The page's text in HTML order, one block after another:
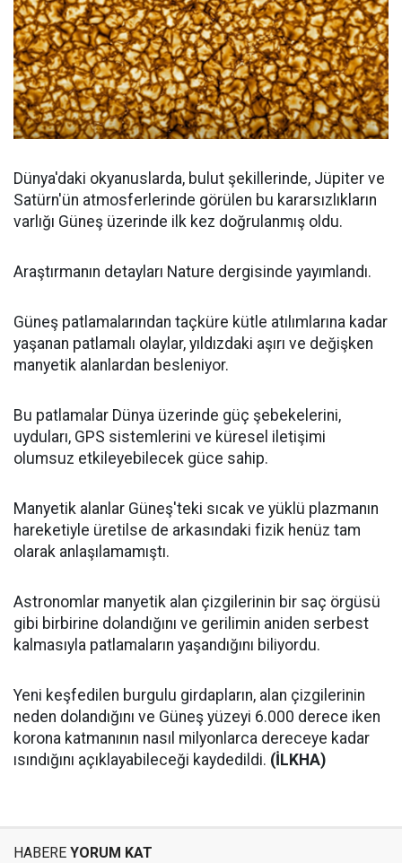
Dünya'daki okyanuslarda, bulut şekillerinde, Jüpiter ve
Satürn'ün atmosferlerinde görülen bu kararsızlıkların
varlığı Güneş üzerinde ilk kez doğrulanmış oldu.
Araştırmanın detayları Nature dergisinde yayımlandı.
Güneş patlamalarından taçküre kütle atılımlarına kadar
yaşanan patlamalı olaylar, yıldızdaki aşırı ve değişken
manyetik alanlardan besleniyor.
Bu patlamalar Dünya üzerinde güç şebekelerini,
uyduları, GPS sistemlerini ve küresel iletişimi
olumsuz etkileyebilecek güce sahip.
Manyetik alanlar Güneş'teki sıcak ve yüklü plazmanın
hareketiyle üretilse de arkasındaki fizik henüz tam
olarak anlaşılamamıştı.
Astronomlar manyetik alan çizgilerinin bir saç örgüsü
gibi birbirine dolandığını ve gerilimin aniden serbest
kalmasıyla patlamaların yaşandığını biliyordu.
Yeni keşfedilen burgulu girdapların, alan çizgilerinin
neden dolandığını ve Güneş yüzeyi 6.000 derece iken
korona katmanının nasıl milyonlarca dereceye kadar
ısındığını açıklayabileceği kaydedildi. (İLKHA)
HABERE YORUM KAT